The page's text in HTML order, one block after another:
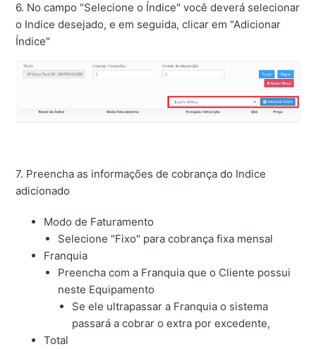
6. No campo "Selecione o Índice" você deverá selecionar
o Indice desejado, e em seguida, clicar em "Adicionar
Índice"
7. Preencha as informações de cobrança do Indice
adicionado
Modo de Faturamento
Selecione "Fixo" para cobrança fixa mensal
Franquia
Preencha com a Franquia que o Cliente possui
neste Equipamento
Se ele ultrapassar a Franquia o sistema
passará a cobrar o extra por excedente,
Total